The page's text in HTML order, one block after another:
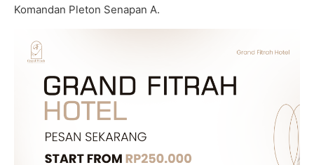
Komandan Pleton Senapan A.